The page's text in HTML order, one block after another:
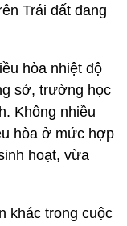
Trái đất đang
hòa nhiệt độ
sở, trường học
Không nhiều
hòa ở mức hợp
hoạt, vừa
khác trong cuộc